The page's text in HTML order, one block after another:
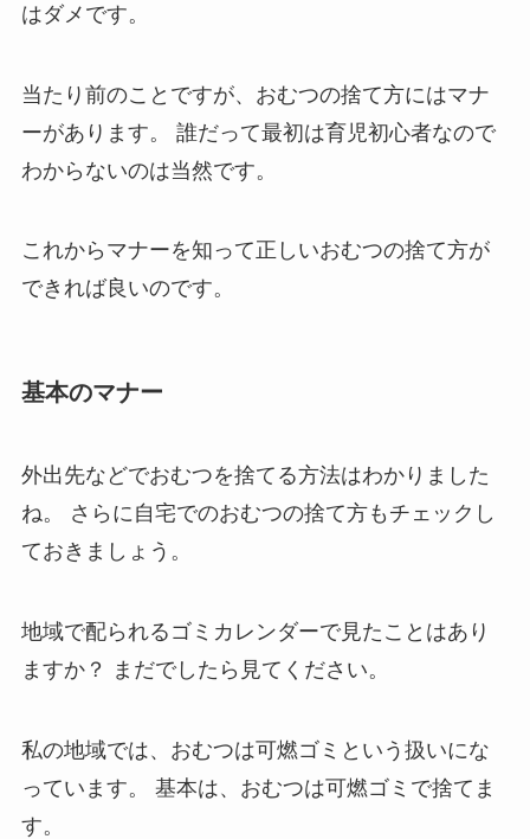
はダメです。
当たり前のことですが、おむつの捨て方にはマナ
ーがあります。
誰だって最初は育児初心者なので
わからないのは当然です。
これからマナーを知って正しいおむつの捨て方が
できれば良いのです。
基本のマナー
外出先などでおむつを捨てる方法はわかりました
ね。
さらに自宅でのおむつの捨て方もチェックし
ておきましょう。
地域で配られるゴミカレンダーで見たことはあり
ますか？
まだでしたら見てください。
私の地域では、おむつは可燃ゴミという扱いにな
っています。
基本は、おむつは可燃ゴミで捨てま
す。